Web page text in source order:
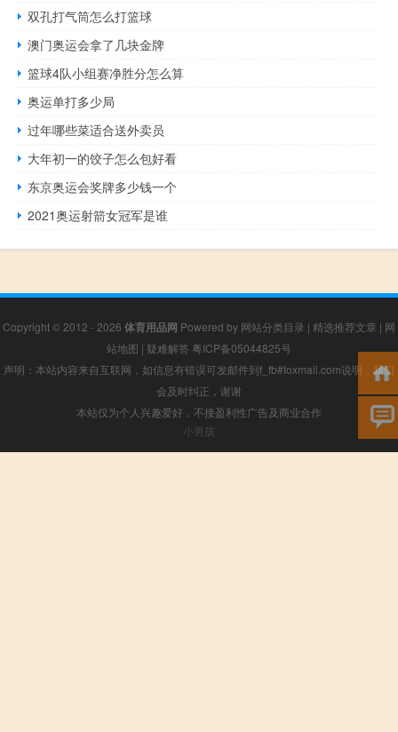
双孔打气筒怎么打篮球
澳门奥运会拿了几块金牌
篮球4队小组赛净胜分怎么算
奥运单打多少局
过年哪些菜适合送外卖员
大年初一的饺子怎么包好看
东京奥运会奖牌多少钱一个
2021奥运射箭女冠军是谁
Copyright © 2012 - 2026 体育用品网 Powered by 网站分类目录 | 精选推荐文章 | 网
站地图 | 疑难解答 粤ICP备05044825号
声明：本站内容来自互联网，如信息有错误可发邮件到f_fb#foxmail.com说明，我们
会及时纠正，谢谢
本站仅为个人兴趣爱好，不接盈利性广告及商业合作
小男孩